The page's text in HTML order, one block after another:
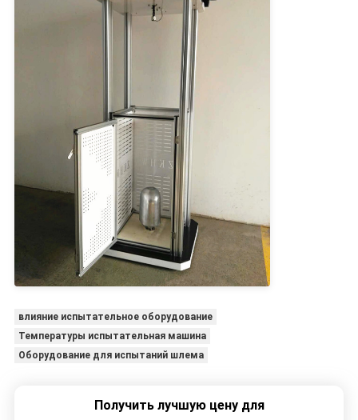
влияние испытательное оборудование
Температуры испытательная машина
Оборудование для испытаний шлема
Получить лучшую цену для